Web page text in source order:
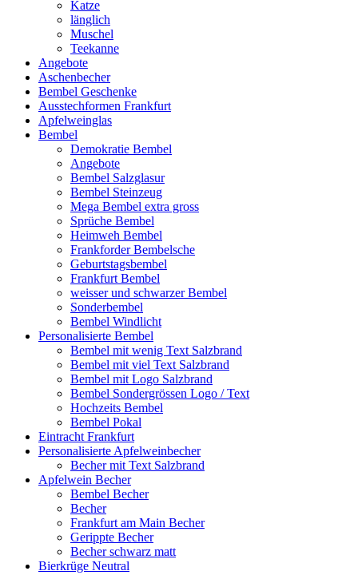
Katze
länglich
Muschel
Teekanne
Angebote
Aschenbecher
Bembel Geschenke
Ausstechformen Frankfurt
Apfelweinglas
Bembel
Demokratie Bembel
Angebote
Bembel Salzglasur
Bembel Steinzeug
Mega Bembel extra gross
Sprüche Bembel
Heimweh Bembel
Frankforder Bembelsche
Geburtstagsbembel
Frankfurt Bembel
weisser und schwarzer Bembel
Sonderbembel
Bembel Windlicht
Personalisierte Bembel
Bembel mit wenig Text Salzbrand
Bembel mit viel Text Salzbrand
Bembel mit Logo Salzbrand
Bembel Sondergrössen Logo / Text
Hochzeits Bembel
Bembel Pokal
Eintracht Frankfurt
Personalisierte Apfelweinbecher
Becher mit Text Salzbrand
Apfelwein Becher
Bembel Becher
Becher
Frankfurt am Main Becher
Gerippte Becher
Becher schwarz matt
Bierkrüge Neutral